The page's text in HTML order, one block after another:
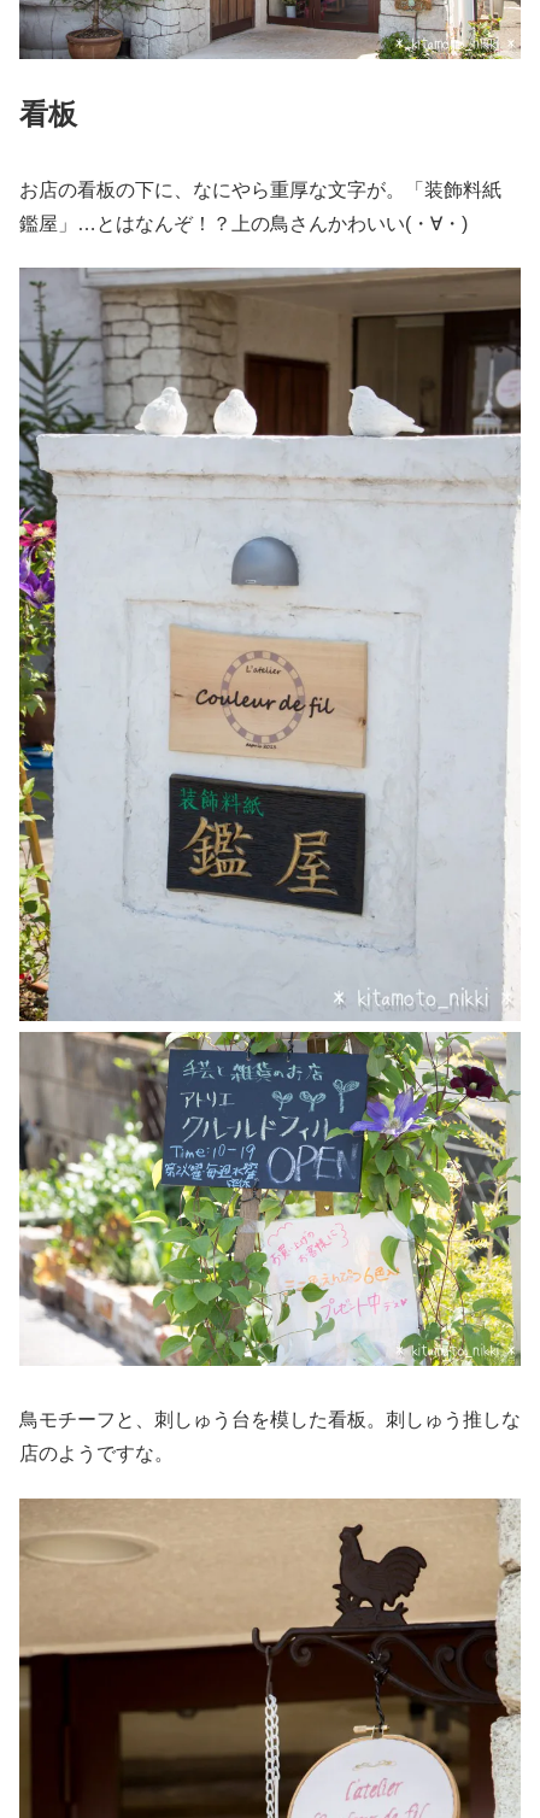
看板
お店の看板の下に、なにやら重厚な文字が。「装飾料紙
鑑屋」…とはなんぞ！？上の鳥さんかわいい(・∀・)
鳥モチーフと、刺しゅう台を模した看板。刺しゅう推しな
店のようですな。